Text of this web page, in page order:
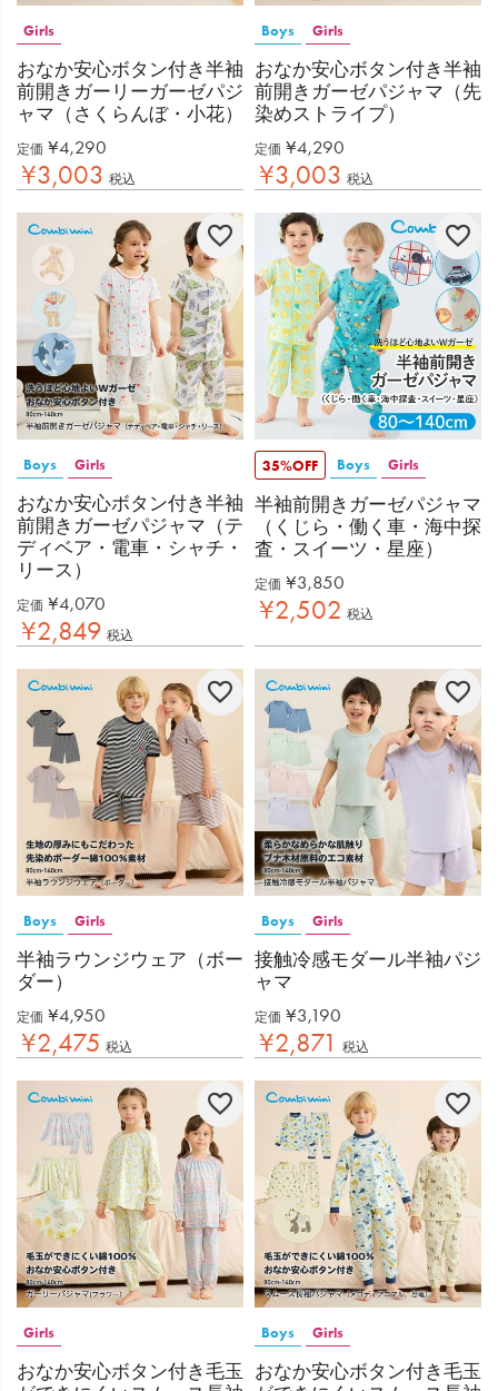
Girls
おなか安心ボタン付き半袖
前開きガーリーガーゼパジ
ャマ（さくらんぼ・小花）
定価 ¥4,290
¥3,003 税込
Boys Girls
おなか安心ボタン付き半袖
前開きガーゼパジャマ（先
染めストライプ）
定価 ¥4,290
¥3,003 税込
Boys Girls
おなか安心ボタン付き半袖
前開きガーゼパジャマ（テ
ディベア・電車・シャチ・
リース）
定価 ¥4,070
¥2,849 税込
35%OFF Boys Girls
半袖前開きガーゼパジャマ
（くじら・働く車・海中探
査・スイーツ・星座）
定価 ¥3,850
¥2,502 税込
Boys Girls
半袖ラウンジウェア（ボー
ダー）
定価 ¥4,950
¥2,475 税込
Boys Girls
接触冷感モダール半袖パジ
ャマ
定価 ¥3,190
¥2,871 税込
Girls
おなか安心ボタン付き毛玉
Boys Girls
おなか安心ボタン付き毛玉